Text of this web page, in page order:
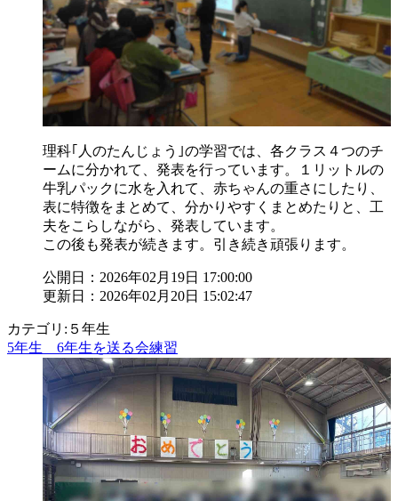
理科｢人のたんじょう｣の学習では、各クラス４つのチ
ームに分かれて、発表を行っています。１リットルの
牛乳パックに水を入れて、赤ちゃんの重さにしたり、
表に特徴をまとめて、分かりやすくまとめたりと、工
夫をこらしながら、発表しています。
この後も発表が続きます。引き続き頑張ります。
公開日：2026年02月19日 17:00:00
更新日：2026年02月20日 15:02:47
カテゴリ:５年生
5年生 6年生を送る会練習